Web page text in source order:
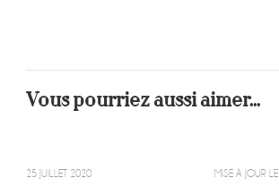
Vous pourriez aussi aimer...
25 JUILLET 2020 MISE À JOUR LE